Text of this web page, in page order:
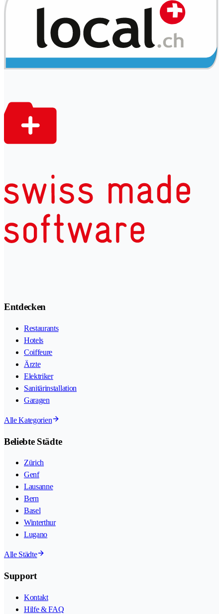
Entdecken
Restaurants
Hotels
Coiffeure
Ärzte
Elektriker
Sanitärinstallation
Garagen
Alle Kategorien
Beliebte Städte
Zürich
Genf
Lausanne
Bern
Basel
Winterthur
Lugano
Alle Städte
Support
Kontakt
Hilfe & FAQ